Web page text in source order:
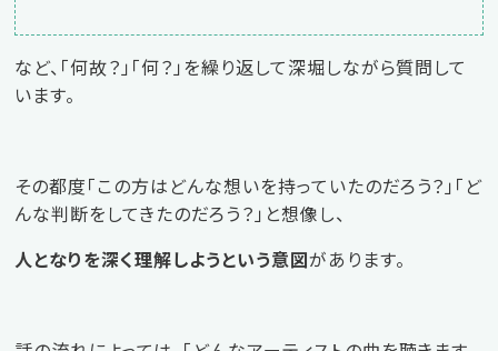
など、「何故？」「何？」を繰り返して深堀しながら質問して
います。
その都度「この方はどんな想いを持っていたのだろう？」「ど
んな判断をしてきたのだろう？」と想像し、
人となりを深く理解しようという意図があります。